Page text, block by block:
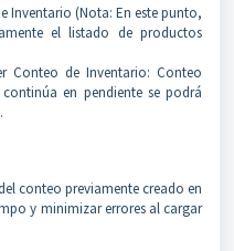
Inventario (Nota: En este punto,
el listado de productos
Conteo de Inventario: Conteo
en pendiente se podrá
conteo previamente creado en
y minimizar errores al cargar